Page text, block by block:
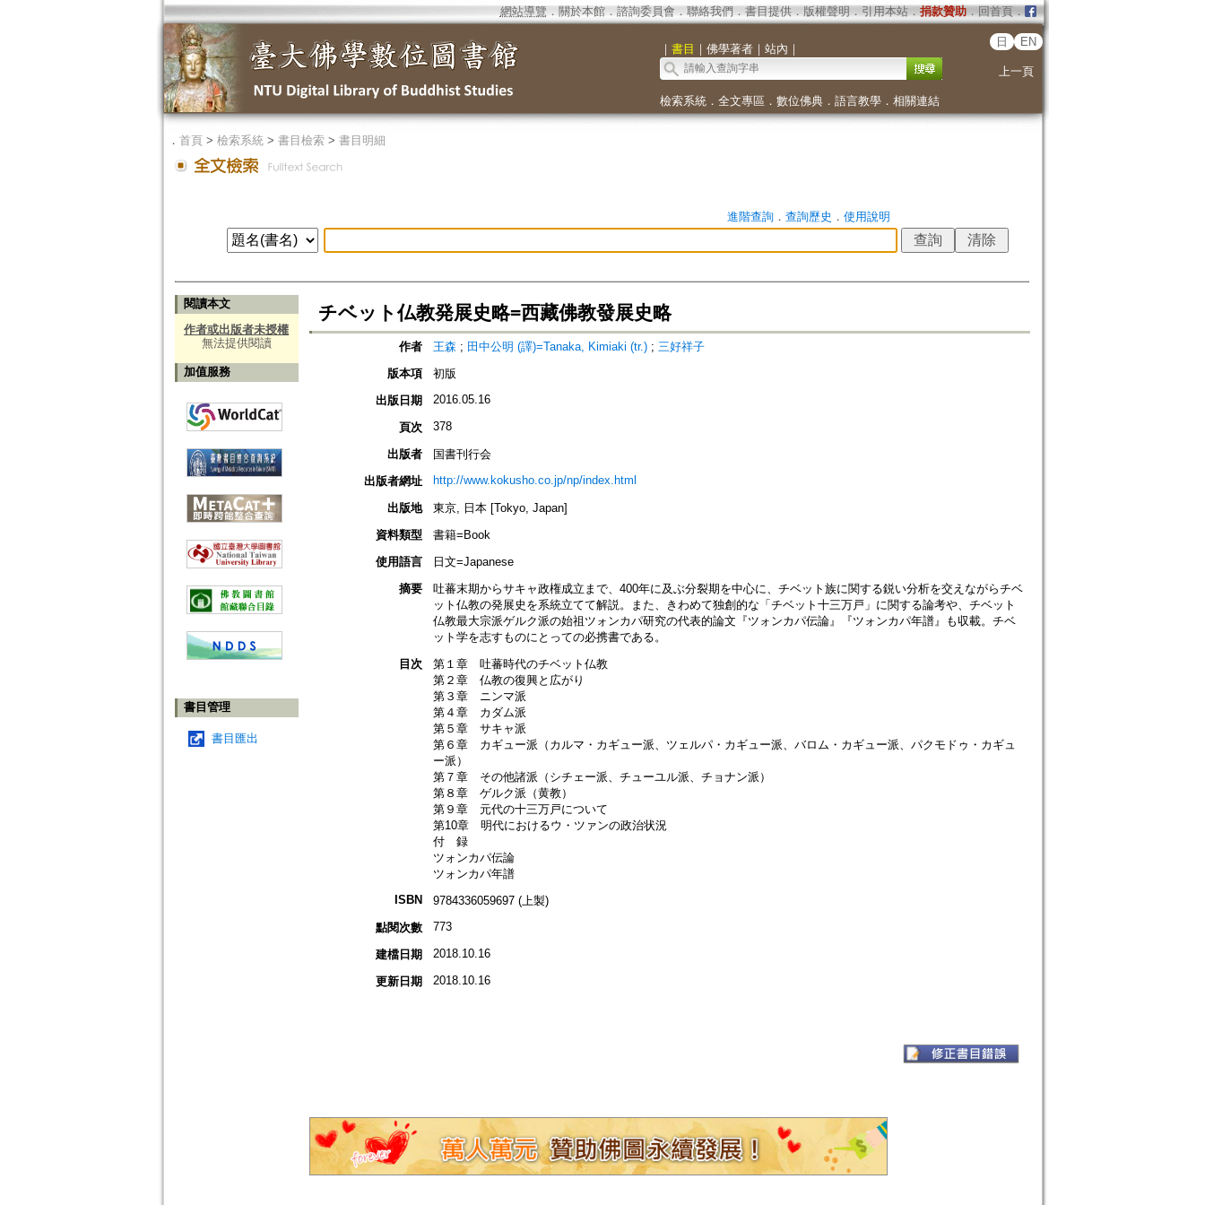
網站導覽 ． 關於本館． 諮詢委員會． 聯絡我們 ． 書目提供． 版權聲明 ． 引用本站． 捐款贊助．回首頁．
｜ 書目 ｜ 佛學著者｜ 站內 ｜
日 EN
上一頁
檢索系統． 全文專區 ． 數位佛典． 語言教學． 相關連結
． 首頁> 檢索系統> 書目檢索> 書目明細
進階查詢． 查詢歷史 ． 使用說明
閱讀本文
作者或出版者未授權
無法提供閱讀
加值服務
書目管理
書目匯出
チベット仏教発展史略=西藏佛教發展史略
作者 王森 ; 田中公明 (譯)=Tanaka, Kimiaki (tr.); 三好祥子
版本項
初版
出版日期
2016.05.16
頁次 378
出版者
国書刊行会
出版者網址
http://www.kokusho.co.jp/np/index.html
出版地
東京, 日本 [Tokyo, Japan]
資料類型
書籍=Book
使用語言
日文=Japanese
摘要
吐蕃末期からサキャ政権成立まで、400年に及ぶ分裂期を中心に、チベット族に関する鋭い分析を交えながらチベ
ット仏教の発展史を系統立てて解説。また、きわめて独創的な「チベット十三万戸」に関する論考や、チベット
仏教最大宗派ゲルク派の始祖ツォンカパ研究の代表的論文『ツォンカパ伝論』『ツォンカパ年譜』も収載。チベ
ット学を志すものにとっての必携書である。
目次
第１章 吐蕃時代のチベット仏教
第２章 仏教の復興と広がり
第３章 ニンマ派
第４章 カダム派
第５章 サキャ派
第６章 カギュー派（カルマ・カギュー派、ツェルパ・カギュー派、バロム・カギュー派、パクモドゥ・カギュ
ー派）
第７章 その他諸派（シチェー派、チューユル派、チョナン派）
第８章 ゲルク派（黄教）
第９章 元代の十三万戸について
第10章 明代におけるウ・ツァンの政治状況
付 録
ツォンカパ伝論
ツォンカパ年譜
ISBN
9784336059697 (上製)
點閱次數
773
建檔日期 2018.10.16
更新日期 2018.10.16